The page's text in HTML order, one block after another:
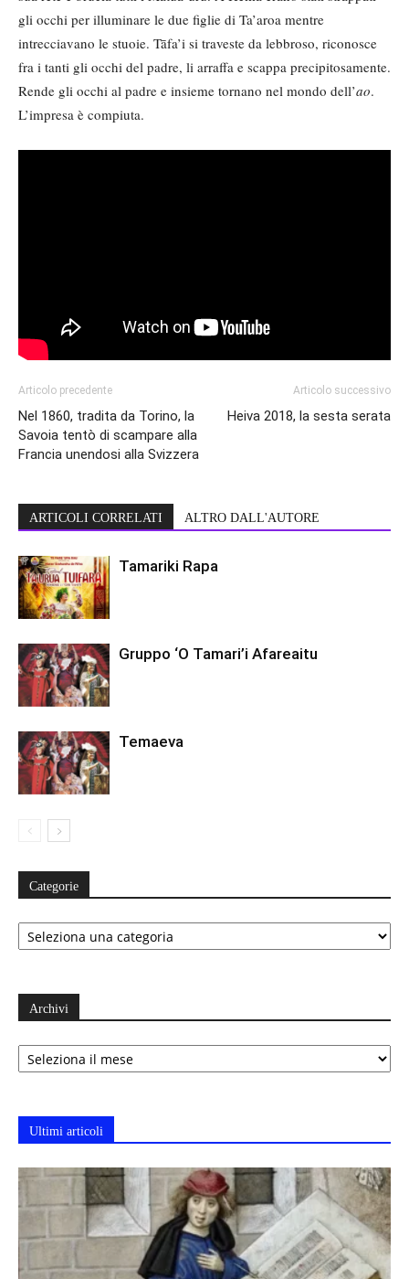
gli occhi per illuminare le due figlie di Ta’aroa mentre
intrecciavano le stuoie. Tāfa’i si traveste da lebbroso, riconosce
fra i tanti gli occhi del padre, li arraffa e scappa precipitosamente.
Rende gli occhi al padre e insieme tornano nel mondo dell’ao.
L’impresa è compiuta.
Articolo precedente
Nel 1860, tradita da Torino, la
Savoia tentò di scampare alla
Francia unendosi alla Svizzera
Articolo successivo
Heiva 2018, la sesta serata
ARTICOLI CORRELATI ALTRO DALL'AUTORE
Tamariki Rapa
Gruppo ‘O Tamari’i Afareaitu
Temaeva
Categorie
Categorie
Archivi
Archivi
Ultimi articoli